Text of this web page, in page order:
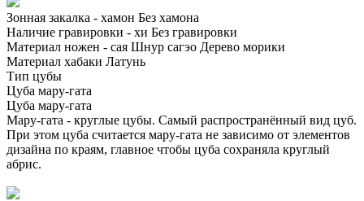
Зонная закалка - хамон Без хамона
Наличие гравировки - хи Без гравировки
Материал ножен - сая Шнур сагэо Дерево морики
Материал хабаки Латунь
Тип цубы
Цуба мару-гата
Цуба мару-гата
Мару-гата - круглые цубы. Самый распространённый вид цуб.
При этом цуба считается мару-гата не зависимо от элементов
дизайна по краям, главное чтобы цуба сохраняла круглый
абрис.